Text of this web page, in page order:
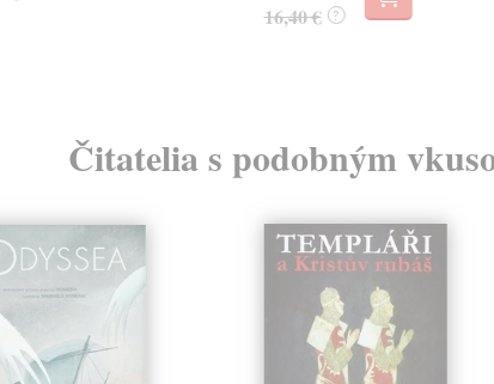
16,40 € ?
Čitatelia s podobným